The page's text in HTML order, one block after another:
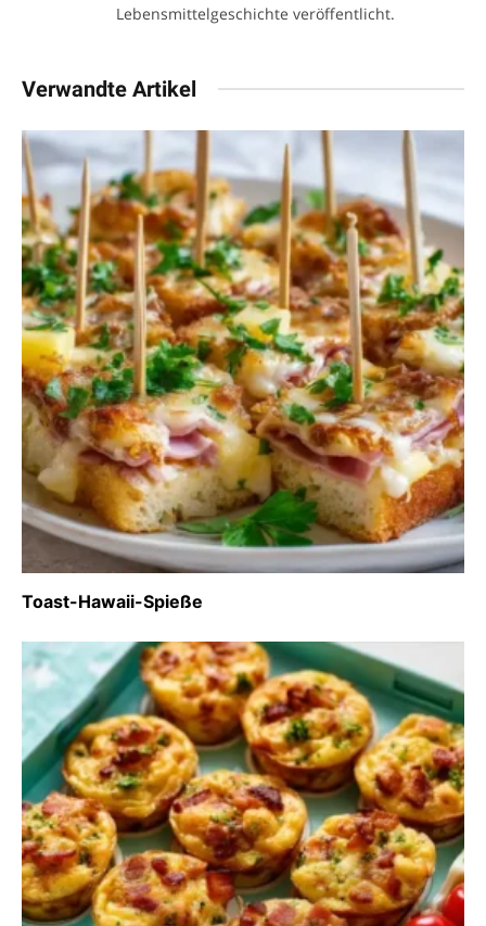
Lebensmittelgeschichte veröffentlicht.
Verwandte Artikel
Toast-Hawaii-Spieße